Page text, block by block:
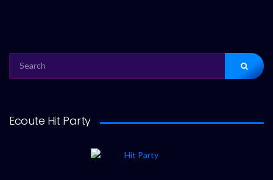
FOR:
Ecoute Hit Party